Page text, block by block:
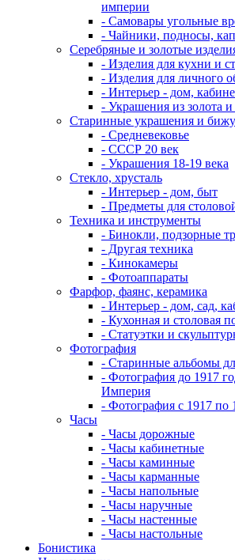
империи
- Самовары угольные
- Чайники, подносы,
Серебряные и золотые
- Изделия для кухни и
- Изделия для личного
- Интерьер - дом,
- Украшения из золота и
Старинные украшения и
- Средневековье
- СССР 20 век
- Украшения 18-19 века
Стекло, хрусталь
- Интерьер - дом, быт
- Предметы для
Техника и инструменты
- Бинокли, подзорные
- Другая техника
- Кинокамеры
- Фотоаппараты
Фарфор, фаянс, керамика
- Интерьер - дом, сад,
- Кухонная и столовая
- Статуэтки и
Фотография
- Старинные альбомы
- Фотография до 1917
Империя
- Фотография с 1917 по
Часы
- Часы дорожные
- Часы кабинетные
- Часы каминные
- Часы карманные
- Часы напольные
- Часы наручные
- Часы настенные
- Часы настольные
Бонистика